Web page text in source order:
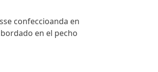
confeccioanda en
en el pecho